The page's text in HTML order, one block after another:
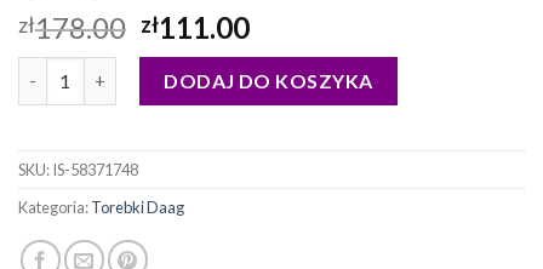
zł178.00 zł111.00
DODAJ DO KOSZYKA
SKU:IS-58371748
Kategoria:Torebki Daag